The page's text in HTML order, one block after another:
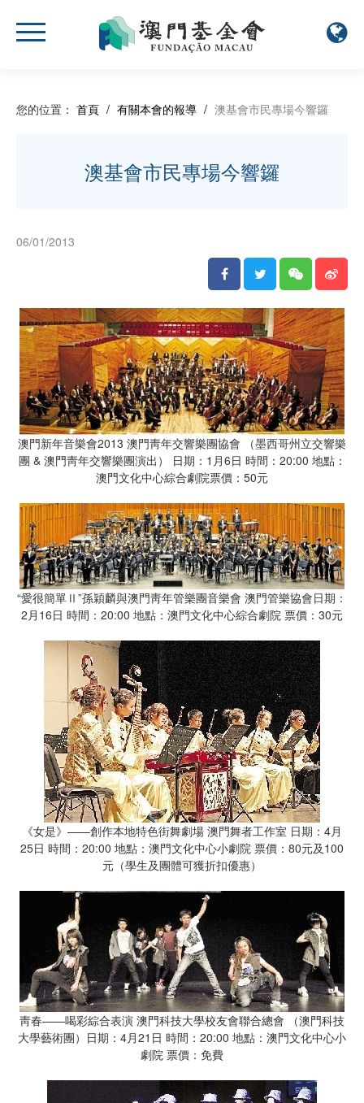
您的位置： 首頁 / 有關本會的報導 / 澳基會市民專場今響鑼
澳基會市民專場今響鑼
06/01/2013
澳門新年音樂會2013 澳門靑年交響樂團協會 （墨西哥州立交響樂
團 & 澳門靑年交響樂團演出） 日期：1月6日 時間：20:00 地點：
澳門文化中心綜合劇院票價：50元
“愛很簡單Ⅱ”孫穎麟與澳門靑年管樂團音樂會 澳門管樂協會日期：
2月16日 時間：20:00 地點：澳門文化中心綜合劇院 票價：30元
《女是》——創作本地特色街舞劇場 澳門舞者工作室 日期：4月
25日 時間：20:00 地點：澳門文化中心小劇院 票價：80元及100
元（學生及團體可獲折扣優惠）
靑春——喝彩綜合表演 澳門科技大學校友會聯合總會 （澳門科技
大學藝術團）日期：4月21日 時間：20:00 地點：澳門文化中心小
劇院 票價：免費